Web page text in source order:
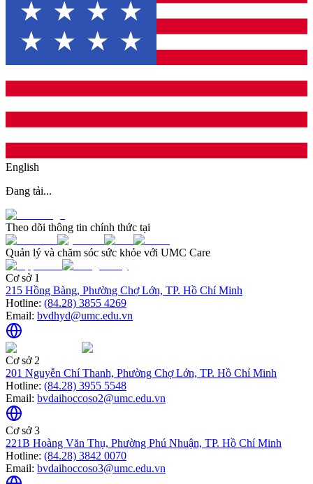
English
Đang tải...
Theo dõi thông tin chính thức tại
Quản lý và chăm sóc sức khỏe với UMC Care
Cơ sở 1
215 Hồng Bàng, Phường Chợ Lớn, TP. Hồ Chí Minh
Hotline: (84.28) 3855 4269
Email: bvdhyd@umc.edu.vn
Cơ sở 2
201 Nguyễn Chí Thanh, Phường Chợ Lớn, TP. Hồ Chí Minh
Hotline: (84.28) 3955 5548
Email: bvdaihoccoso2@umc.edu.vn
Cơ sở 3
221B Hoàng Văn Thụ, Phường Phú Nhuận, TP. Hồ Chí Minh
Hotline: (84.28) 3842 0070
Email: bvdaihoccoso3@umc.edu.vn